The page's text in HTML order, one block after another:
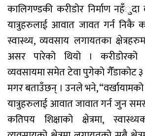
कालिगण्डकी करीडोर निर्माण नहँुदा
यात्रुहरुलाई आवात जावत गर्न निकै
स्वास्थ्य, व्यवसाय लगायतका
असर पारेको थियो । करीडोरको
व्यवसायमा समेत टेवा पुगेको गैँडाकोट
मगर बताउँछन् । उनले भने,
यात्रुहरुलाई आवात जावात गर्न जुन
कतिपय शिक्षाको क्षेत्रमा,